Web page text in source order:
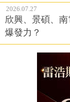
2026.07.27
欣興、景碩、
爆發力？